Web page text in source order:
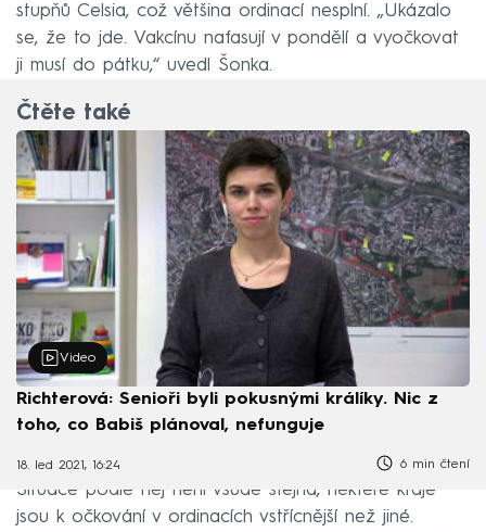
stupňů Celsia, což většina ordinací nesplní. „Ukázalo
se, že to jde. Vakcínu nafasují v pondělí a vyočkovat
ji musí do pátku,“ uvedl Šonka.
Čtěte také
Video
Richterová: Senioři byli pokusnými králíky. Nic z
toho, co Babiš plánoval, nefunguje
18. led 2021, 16:24 6 min čtení
Situace podle něj není všude stejná, některé kraje
jsou k očkování v ordinacích vstřícnější než jiné.